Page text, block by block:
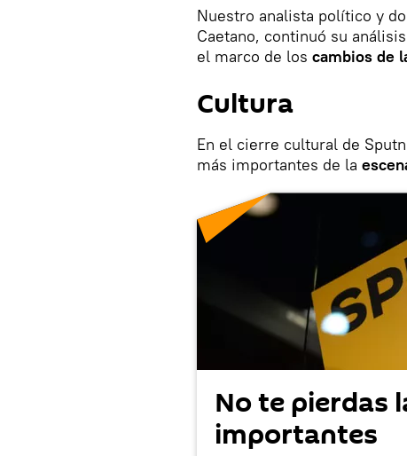
Nuestro analista político y
Caetano, continuó su
el marco de los cambios de
Cultura
En el cierre cultural de
más importantes de la
No te pierdas
importantes